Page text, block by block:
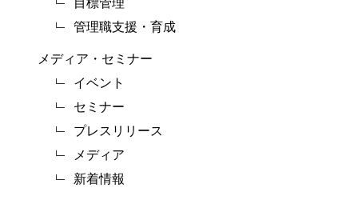
管理職支援・育成
メディア・セミナー
イベント
セミナー
プレスリリース
メディア
新着情報